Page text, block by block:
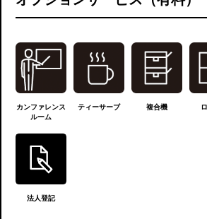
カンファレンス
ルーム
ティーサーブ 複合機
法人登記